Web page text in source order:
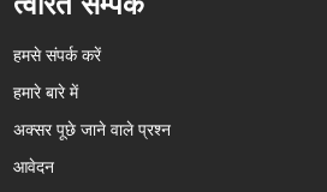
हमसे संपर्क करें
हमारे बारे में
अक्सर पूछे जाने वाले प्रश्न
आवेदन